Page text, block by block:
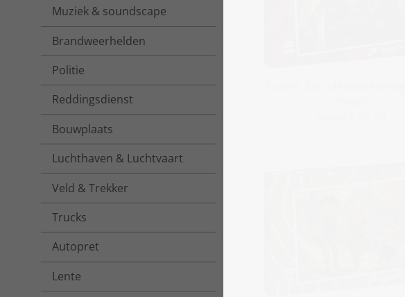
Muziek & soundscape
Brandweerhelden
Politie
Reddingsdienst
Bouwplaats
Luchthaven & Luchtvaart
Veld & Trekker
Trucks
Autopret
Lente